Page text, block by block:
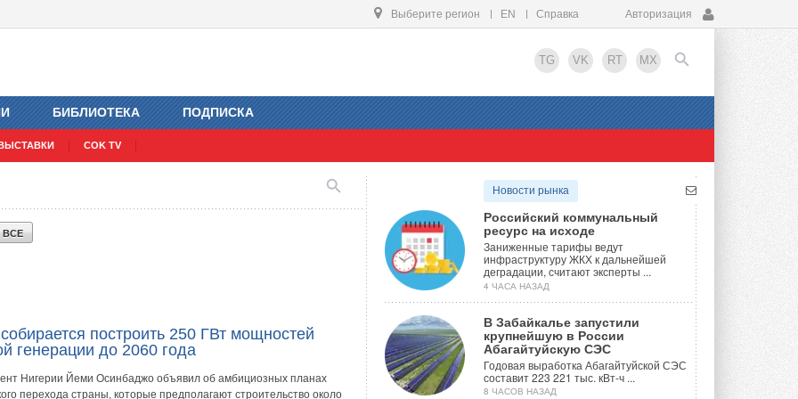
Выберите регион EN Справка Авторизация
TG VK RT MX
ВЫСТАВКИ COK TV
БИБЛИОТЕКА ПОДПИСКА
EN
ВСЕ
построить 250 ГВт мощностей
генерации до 2060 года
Нигерии Йеми Осинбаджо объявил об амбициозных планах
перехода страны, которые предполагают строительство около
Новости рынка
Российский коммунальный
ресурс на исходе
Заниженные тарифы ведут
инфраструктуру ЖКХ к дальнейшей
деградации, считают эксперты ...
4 ЧАСА НАЗАД
В Забайкалье запустили
крупнейшую в России
Абагайтуйскую СЭС
Годовая выработка Абагайтуйской СЭС
составит 223 221 тыс. кВт-ч ...
8 ЧАСОВ НАЗАД